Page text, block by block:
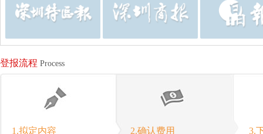
登报流程 Process
1.拟定内容 2.确认费用 3.